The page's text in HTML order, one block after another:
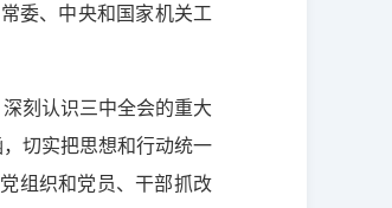
委、中央和国家机关工
刻认识三中全会的重大
切实把思想和行动统一
组织和党员、干部抓改